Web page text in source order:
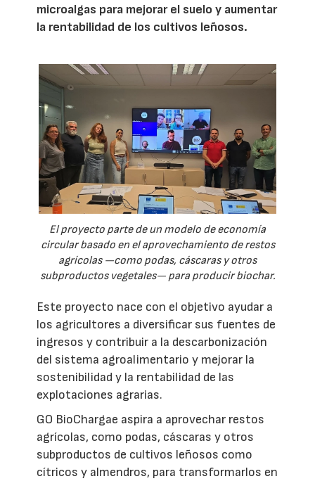
microalgas para mejorar el suelo y aumentar
la rentabilidad de los cultivos leñosos.
El proyecto parte de un modelo de economía
circular basado en el aprovechamiento de restos
agrícolas —como podas, cáscaras y otros
subproductos vegetales— para producir biochar.
Este proyecto nace con el objetivo ayudar a
los agricultores a diversificar sus fuentes de
ingresos y contribuir a la descarbonización
del sistema agroalimentario y mejorar la
sostenibilidad y la rentabilidad de las
explotaciones agrarias.
GO BioChargae aspira a aprovechar restos
agrícolas, como podas, cáscaras y otros
subproductos de cultivos leñosos como
cítricos y almendros, para transformarlos en